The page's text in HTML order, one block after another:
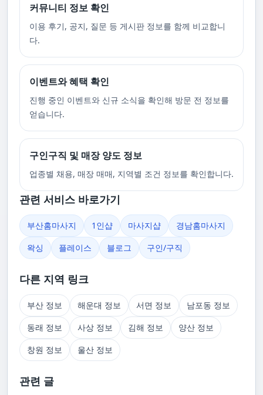
커뮤니티 정보 확인
이용 후기, 공지, 질문 등 게시판 정보를 함께 비교합니
다.
이벤트와 혜택 확인
진행 중인 이벤트와 신규 소식을 확인해 방문 전 정보를
얻습니다.
구인구직 및 매장 양도 정보
업종별 채용, 매장 매매, 지역별 조건 정보를 확인합니다.
관련 서비스 바로가기
부산홈마사지 1인샵 마사지샵
경남홈마사지
왁싱
플레이스 블로그 구인/구직
다른 지역 링크
부산 정보 해운대 정보 서면 정보
남포동 정보
동래 정보
사상 정보 김해 정보
양산 정보
창원 정보
울산 정보
관련 글